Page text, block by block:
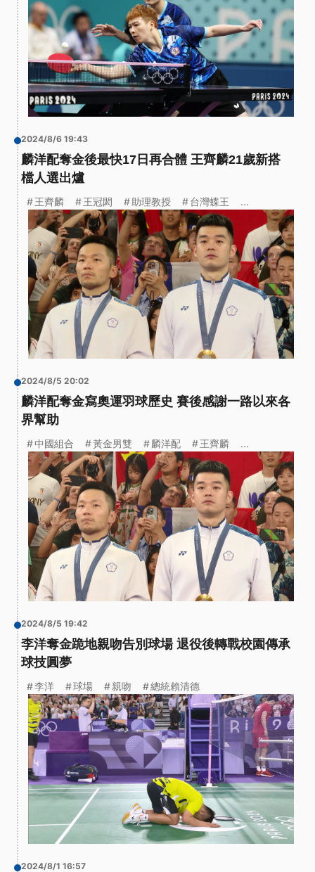
2024/8/6 19:43
麟洋配奪金後最快17日再合體 王齊麟21歲新搭
檔人選出爐
王齊麟 王冠閎 助理教授 台灣蝶王 ...
2024/8/5 20:02
麟洋配奪金寫奧運羽球歷史 賽後感謝一路以來各
界幫助
中國組合 黃金男雙 麟洋配 王齊麟 ...
2024/8/5 19:42
李洋奪金跪地親吻告別球場 退役後轉戰校園傳承
球技圓夢
李洋 球場 親吻 總統賴清德
2024/8/1 16:57